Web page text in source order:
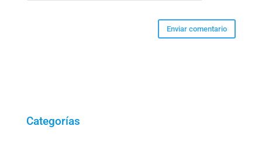
Categorías